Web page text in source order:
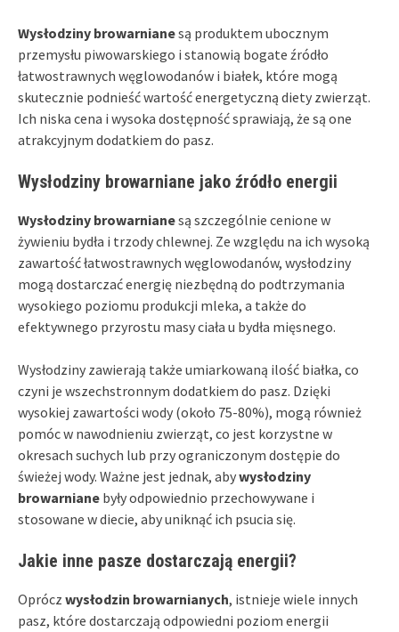
Wysłodziny browarnianesą produktem ubocznym
przemysłu piwowarskiego i stanowią bogate źródło
łatwostrawnych węglowodanów i białek, które mogą
skutecznie podnieść wartość energetyczną diety zwierząt.
Ich niska cena i wysoka dostępność sprawiają, że są one
atrakcyjnym dodatkiem do pasz.
Wysłodziny browarniane jako źródło energii
Wysłodziny browarnianesą szczególnie cenione w
żywieniu bydła i trzody chlewnej. Ze względu na ich wysoką
zawartość łatwostrawnych węglowodanów, wysłodziny
mogą dostarczać energię niezbędną do podtrzymania
wysokiego poziomu produkcji mleka, a także do
efektywnego przyrostu masy ciała u bydła mięsnego.
Wysłodziny zawierają także umiarkowaną ilość białka, co
czyni je wszechstronnym dodatkiem do pasz. Dzięki
wysokiej zawartości wody (około 75-80%), mogą również
pomóc w nawodnieniu zwierząt, co jest korzystne w
okresach suchych lub przy ograniczonym dostępie do
świeżej wody. Ważne jest jednak, abywysłodziny
browarniane były odpowiednio przechowywane i
stosowane w diecie, aby uniknąć ich psucia się.
Jakie inne pasze dostarczają energii?
Oprócz wysłodzin browarnianych, istnieje wiele innych
pasz, które dostarczają odpowiedni poziom energii